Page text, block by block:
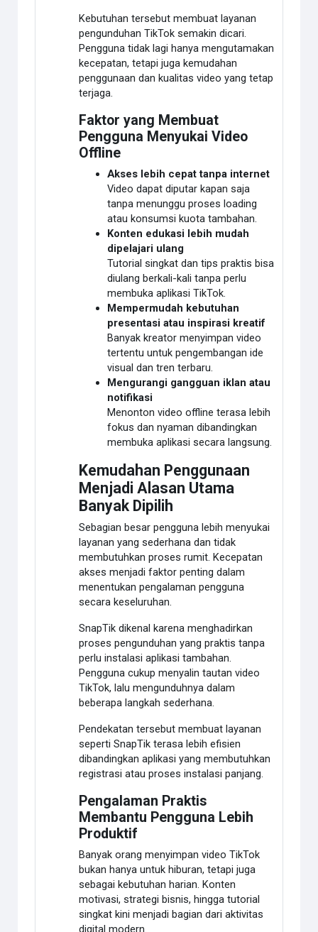
Kebutuhan tersebut membuat layanan
pengunduhan TikTok semakin dicari.
Pengguna tidak lagi hanya mengutamakan
kecepatan, tetapi juga kemudahan
penggunaan dan kualitas video yang tetap
terjaga.
Faktor yang Membuat
Pengguna Menyukai Video
Offline
Akses lebih cepat tanpa internet
Video dapat diputar kapan saja
tanpa menunggu proses loading
atau konsumsi kuota tambahan.
Konten edukasi lebih mudah
dipelajari ulang
Tutorial singkat dan tips praktis bisa
diulang berkali-kali tanpa perlu
membuka aplikasi TikTok.
Mempermudah kebutuhan
presentasi atau inspirasi kreatif
Banyak kreator menyimpan video
tertentu untuk pengembangan ide
visual dan tren terbaru.
Mengurangi gangguan iklan atau
notifikasi
Menonton video offline terasa lebih
fokus dan nyaman dibandingkan
membuka aplikasi secara langsung.
Kemudahan Penggunaan
Menjadi Alasan Utama
Banyak Dipilih
Sebagian besar pengguna lebih menyukai
layanan yang sederhana dan tidak
membutuhkan proses rumit. Kecepatan
akses menjadi faktor penting dalam
menentukan pengalaman pengguna
secara keseluruhan.
SnapTik dikenal karena menghadirkan
proses pengunduhan yang praktis tanpa
perlu instalasi aplikasi tambahan.
Pengguna cukup menyalin tautan video
TikTok, lalu mengunduhnya dalam
beberapa langkah sederhana.
Pendekatan tersebut membuat layanan
seperti SnapTik terasa lebih efisien
dibandingkan aplikasi yang membutuhkan
registrasi atau proses instalasi panjang.
Pengalaman Praktis
Membantu Pengguna Lebih
Produktif
Banyak orang menyimpan video TikTok
bukan hanya untuk hiburan, tetapi juga
sebagai kebutuhan harian. Konten
motivasi, strategi bisnis, hingga tutorial
singkat kini menjadi bagian dari aktivitas
digital modern.